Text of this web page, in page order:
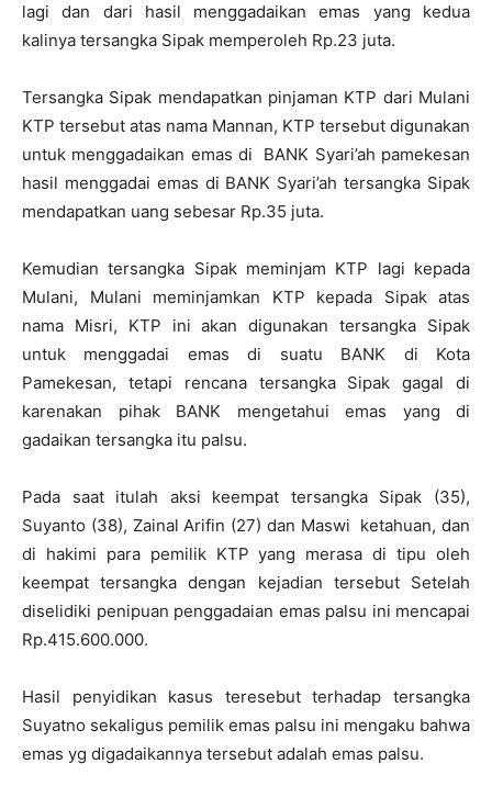
lagi dan dari hasil menggadaikan emas yang kedua
kalinya tersangka Sipak memperoleh Rp.23 juta.
Tersangka Sipak mendapatkan pinjaman KTP dari Mulani
KTP tersebut atas nama Mannan, KTP tersebut digunakan
untuk menggadaikan emas di BANK Syari’ah pamekesan
hasil menggadai emas di BANK Syari’ah tersangka Sipak
mendapatkan uang sebesar Rp.35 juta.
Kemudian tersangka Sipak meminjam KTP lagi kepada
Mulani, Mulani meminjamkan KTP kepada Sipak atas
nama Misri, KTP ini akan digunakan tersangka Sipak
untuk menggadai emas di suatu BANK di Kota
Pamekesan, tetapi rencana tersangka Sipak gagal di
karenakan pihak BANK mengetahui emas yang di
gadaikan tersangka itu palsu.
Pada saat itulah aksi keempat tersangka Sipak (35),
Suyanto (38), Zainal Arifin (27) dan Maswi ketahuan, dan
di hakimi para pemilik KTP yang merasa di tipu oleh
keempat tersangka dengan kejadian tersebut Setelah
diselidiki penipuan penggadaian emas palsu ini mencapai
Rp.415.600.000.
Hasil penyidikan kasus teresebut terhadap tersangka
Suyatno sekaligus pemilik emas palsu ini mengaku bahwa
emas yg digadaikannya tersebut adalah emas palsu.